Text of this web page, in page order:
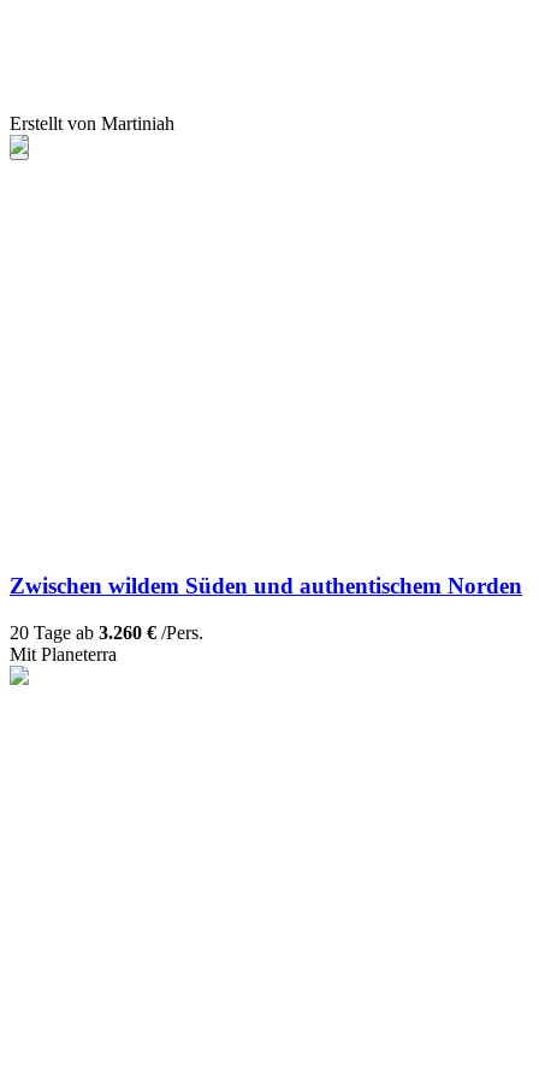
Erstellt von Martiniah
Zwischen wildem Süden und authentischem Norden
20 Tage ab 3.260 € /Pers.
Mit Planeterra